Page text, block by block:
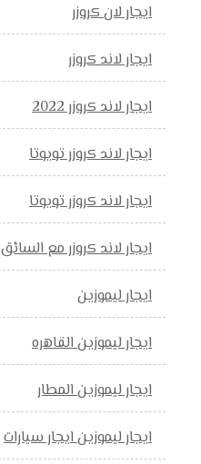
ايجار لان كروزر
ايجار لاند كروزر
ايجار لاند كروزر 2022
ايجار لاند كروزر تويوتا
ايجار لاند كروزر تويوتا
ايجار لاند كروزر مع السائق
ايجار ليموزين
ايجار ليموزين القاهره
ايجار ليموزين المطار
ايجار ليموزين ايجار سيارات